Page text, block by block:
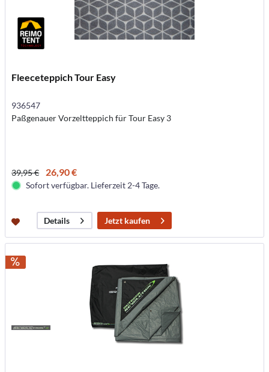
Fleeceteppich Tour Easy
936547
Paßgenauer Vorzeltteppich für Tour Easy 3
39,95 € 26,90 €
Sofort verfügbar. Lieferzeit 2-4 Tage.
Details Jetzt kaufen